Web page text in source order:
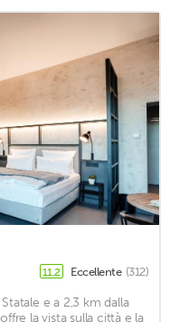
11,2 Eccellente (312)
e a 2,3 km dalla
la vista sulla città e la